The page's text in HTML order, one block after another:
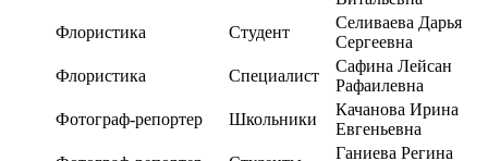
Флористика
Студент
Селиваева Дарья
Сергеевна
Флористика
Специалист
Сафина Лейсан
Рафаилевна
Фотограф-репортер
Школьники
Качанова Ирина
Евгеньевна
Ганиева Регина